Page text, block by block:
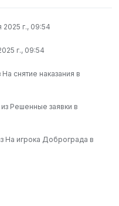
2025 г., 09:54
г., 09:54
снятие наказания в
Решенные заявки в
На игрока Доброграда в